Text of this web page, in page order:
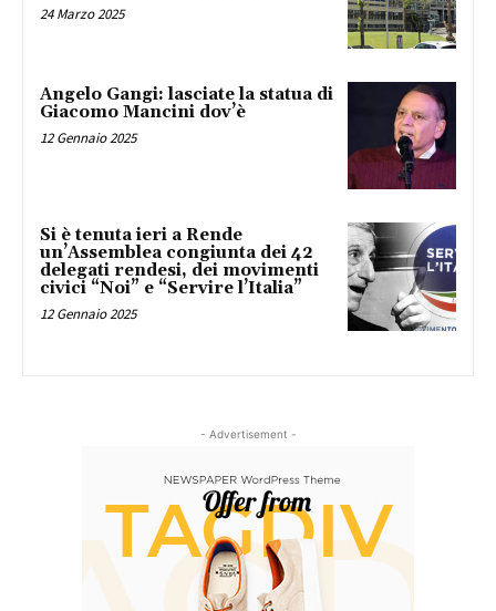
24 Marzo 2025
Angelo Gangi: lasciate la statua di
Giacomo Mancini dov’è
12 Gennaio 2025
Si è tenuta ieri a Rende
un’Assemblea congiunta dei 42
delegati rendesi, dei movimenti
civici “Noi” e “Servire l’Italia”
12 Gennaio 2025
- Advertisement -